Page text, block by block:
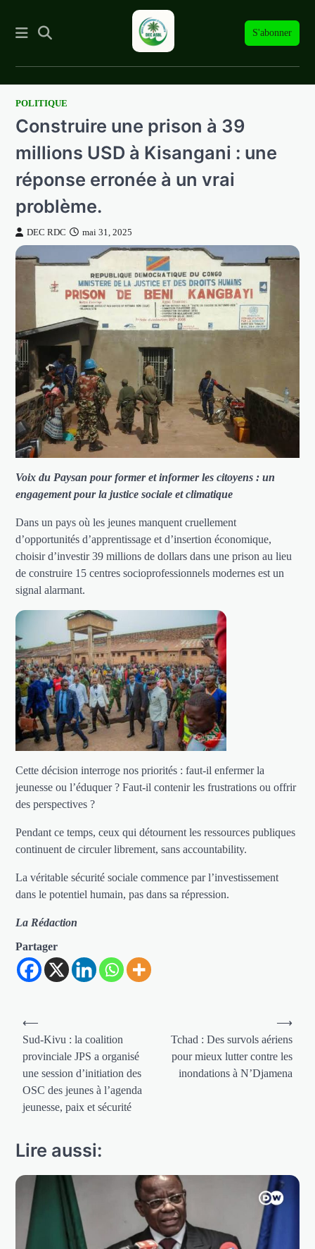
S'abonner
SkipPOLITIQUE
Construire une prison à 39
millions USD à Kisangani : une
réponse erronée à un vrai
problème.
DEC RDC mai 31, 2025
Voix du Paysan pour former et informer les citoyens : un
engagement pour la justice sociale et climatique
Dans un pays où les jeunes manquent cruellement
d’opportunités d’apprentissage et d’insertion économique,
choisir d’investir 39 millions de dollars dans une prison au lieu
de construire 15 centres socioprofessionnels modernes est un
signal alarmant.
Cette décision interroge nos priorités : faut-il enfermer la
jeunesse ou l’éduquer ? Faut-il contenir les frustrations ou offrir
des perspectives ?
Pendant ce temps, ceux qui détournent les ressources publiques
continuent de circuler librement, sans accountability.
La véritable sécurité sociale commence par l’investissement
dans le potentiel humain, pas dans sa répression.
La Rédaction
Partager
Navigation
de
l’article
⟵
Sud-Kivu : la coalition
provinciale JPS a organisé
une session d’initiation des
OSC des jeunes à l’agenda
jeunesse, paix et sécurité
Tchad : Des survols aériens
pour mieux lutter contre les
inondations à N’Djamena
⟶
Lire aussi: